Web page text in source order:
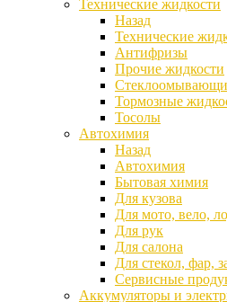
Технические жидкости
Назад
Технические
Антифризы
Прочие жидкости
Тормозные
Тосолы
Автохимия
Назад
Автохимия
Бытовая химия
Для кузова
Для мото, вело,
Для рук
Для салона
Для стекол, фар,
Сервисные
Аккумуляторы и